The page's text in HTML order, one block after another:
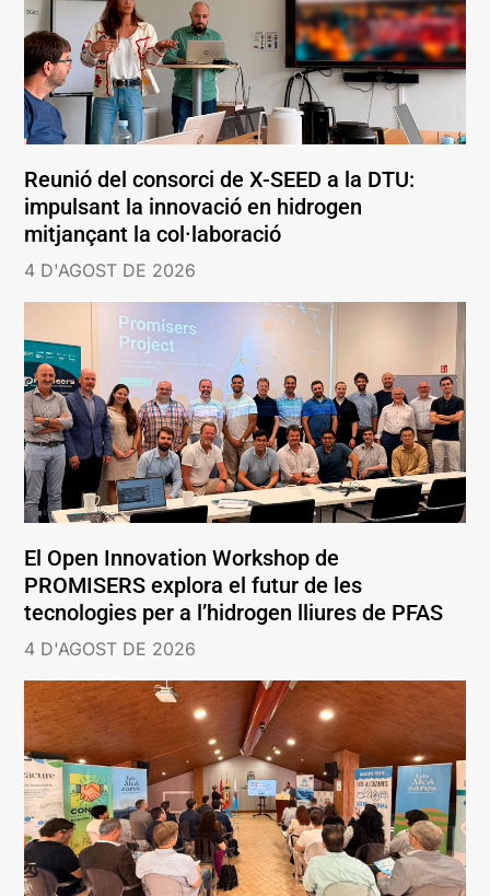
Reunió del consorci de X-SEED a la DTU:
impulsant la innovació en hidrogen
mitjançant la col·laboració
4 D'AGOST DE 2026
El Open Innovation Workshop de
PROMISERS explora el futur de les
tecnologies per a l’hidrogen lliures de PFAS
4 D'AGOST DE 2026